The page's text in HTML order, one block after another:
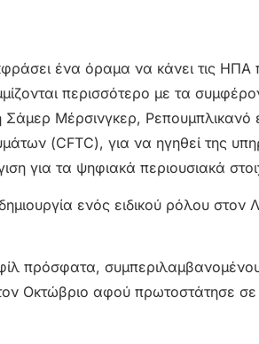
ένα όραμα να κάνει τις ΗΠΑ
περισσότερο με τα
Μέρσινγκερ, Ρεπουμπλικανό
(CFTC), για να ηγηθεί της
για τα ψηφιακά περιουσιακά
ενός ειδικού ρόλου
πρόσφατα,
Οκτώβριο αφού πρωτοστάτησε